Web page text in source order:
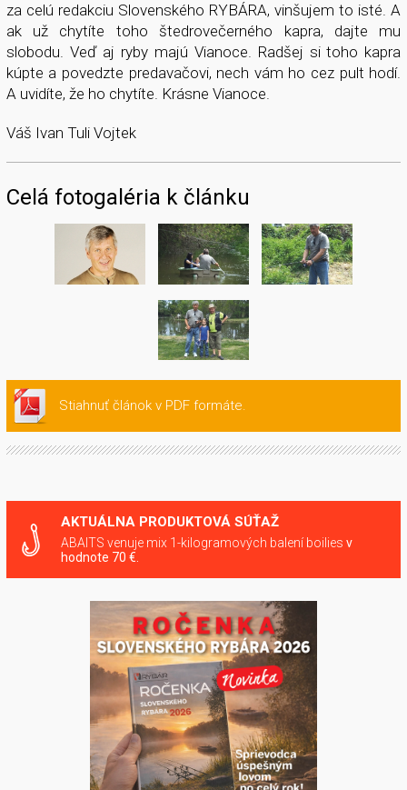
za celú redakciu Slovenského RYBÁRA, vinšujem to isté. A
ak už chytíte toho štedrovečerného kapra, dajte mu
slobodu. Veď aj ryby majú Vianoce. Radšej si toho kapra
kúpte a povedzte predavačovi, nech vám ho cez pult hodí.
A uvidíte, že ho chytíte. Krásne Vianoce.
Váš Ivan Tuli Vojtek
Celá fotogaléria k článku
Stiahnuť článok v PDF formáte.
AKTUÁLNA PRODUKTOVÁ SÚŤAŽ
ABAITS venuje mix 1-kilogramových balení boilies v
hodnote 70 €.